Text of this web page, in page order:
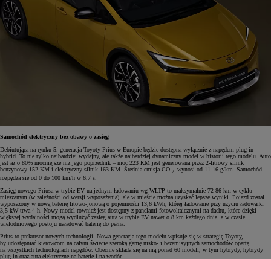
Samochód elektryczny bez obawy o zasięg
Debiutująca na rynku 5. generacja Toyoty Prius w Europie będzie dostępna wyłącznie z napędem plug-in
hybrid. To nie tylko najbardziej wydajny, ale także najbardziej dynamiczny model w historii tego modelu. Auto
jest aż o 80% mocniejsze niż jego poprzednik – moc 223 KM jest generowana przez 2-litrowy silnik
benzynowy 152 KM i elektryczny silnik 163 KM. Średnia emisja CO 2 wynosi od 11-16 g/km. Samochód
rozpędza się od 0 do 100 km/h w 6,7 s.
Zasięg nowego Priusa w trybie EV na jednym ładowaniu wg WLTP to maksymalnie 72-86 km w cyklu
mieszanym (w zależności od wersji wyposażenia), ale w mieście można uzyskać lepsze wyniki. Pojazd został
wyposażony w nową baterię litowo-jonową o pojemności 13,6 kWh, której ładowanie przy użyciu ładowarki
3,5 kW trwa 4 h. Nowy model również jest dostępny z panelami fotowoltaicznymi na dachu, które dzięki
większej wydajności mogą wydłużyć zasięg auta w trybie EV nawet o 8 km każdego dnia, a w czasie
wielodniowego postoju naładować baterię do pełna.
Prius to prekursor nowych technologii. Nowa generacja tego modelu wpisuje się w strategię Toyoty,
by udostępniać kierowcom na całym świecie szeroką gamę nisko- i bezemisyjnych samochodów opartą
na wszystkich technologiach napędów. Obecnie składa się na nią ponad 60 modeli, w tym hybrydy, hybrydy
plug-in oraz auta elektryczne na baterie i na wodór.